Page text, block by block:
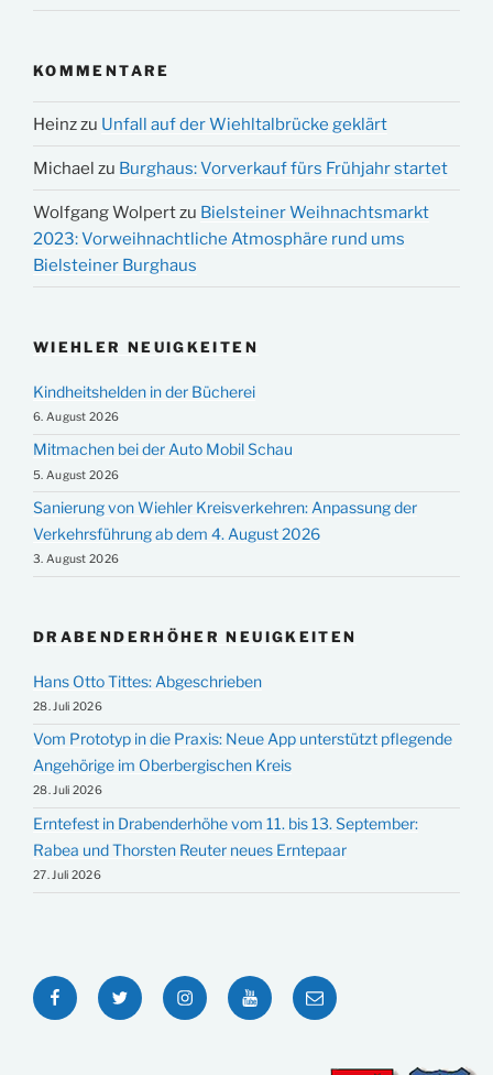
KOMMENTARE
Heinzzu Unfall auf der Wiehltalbrücke geklärt
Michael zu Burghaus: Vorverkauf fürs Frühjahr startet
Wolfgang Wolpertzu Bielsteiner Weihnachtsmarkt
2023: Vorweihnachtliche Atmosphäre rund ums
Bielsteiner Burghaus
WIEHLER NEUIGKEITEN
Kindheitshelden in der Bücherei
6. August 2026
Mitmachen bei der Auto Mobil Schau
5. August 2026
Sanierung von Wiehler Kreisverkehren: Anpassung der
Verkehrsführung ab dem 4. August 2026
3. August 2026
DRABENDERHÖHER NEUIGKEITEN
Hans Otto Tittes: Abgeschrieben
28. Juli 2026
Vom Prototyp in die Praxis: Neue App unterstützt pflegende
Angehörige im Oberbergischen Kreis
28. Juli 2026
Erntefest in Drabenderhöhe vom 11. bis 13. September:
Rabea und Thorsten Reuter neues Erntepaar
27. Juli 2026
FacebookTwitter InstagramYouTubeE-
Mail